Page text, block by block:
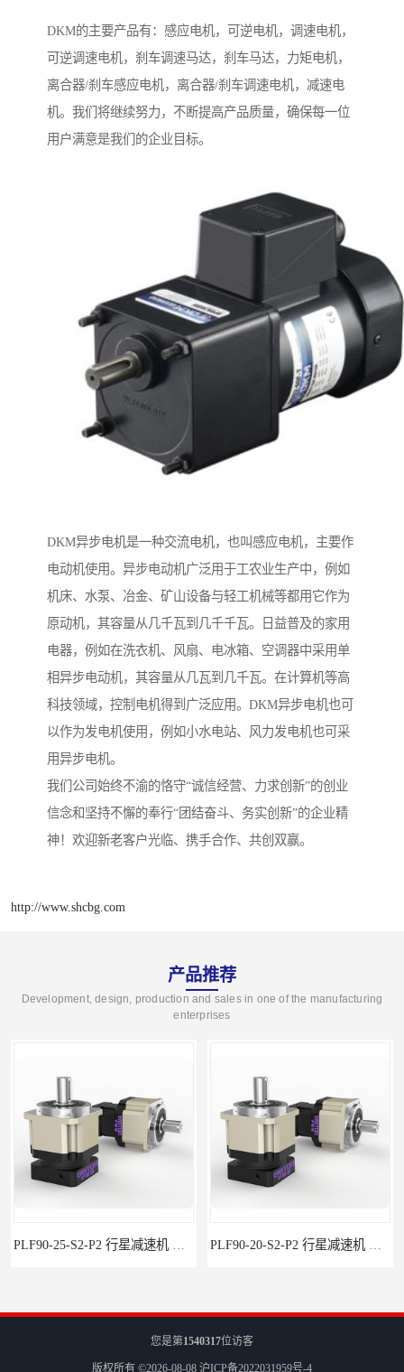
DKM的主要产品有：感应电机，可逆电机，调速电机，
可逆调速电机，刹车调速马达，刹车马达，力矩电机，
离合器/刹车感应电机，离合器/刹车调速电机，减速电
机。我们将继续努力，不断提高产品质量，确保每一位
用户满意是我们的企业目标。
DKM异步电机是一种交流电机，也叫感应电机，主要作
电动机使用。异步电动机广泛用于工农业生产中，例如
机床、水泵、冶金、矿山设备与轻工机械等都用它作为
原动机，其容量从几千瓦到几千千瓦。日益普及的家用
电器，例如在洗衣机、风扇、电冰箱、空调器中采用单
相异步电动机，其容量从几瓦到几千瓦。在计算机等高
科技领域，控制电机得到广泛应用。DKM异步电机也可
以作为发电机使用，例如小水电站、风力发电机也可采
用异步电机。
我们公司始终不渝的恪守“诚信经营、力求创新”的创业
信念和坚持不懈的奉行“团结奋斗、务实创新”的企业精
神！欢迎新老客户光临、携手合作、共创双赢。
http://www.shcbg.com
产品推荐
Development, design, production and sales in one of the manufacturing
enterprises
您是第1540317位访客
版权所有 ©2026-08-08 沪ICP备2022031959号-4